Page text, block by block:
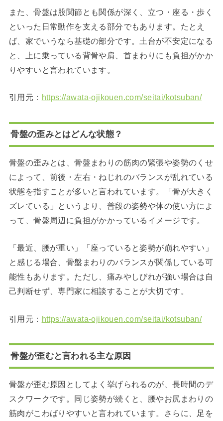
また、骨盤は股関節とも関係が深く、立つ・座る・歩く
といった日常動作を支える部分でもあります。たとえ
ば、家でいうなら基礎の部分です。土台が不安定になる
と、上に乗っている背骨や肩、首まわりにも負担がかか
りやすいと言われています。
引用元： https://awata-ojikouen.com/seitai/kotsuban/
骨盤の歪みとはどんな状態？
骨盤の歪みとは、骨盤まわりの筋肉の緊張や姿勢のくせ
によって、前後・左右・ねじれのバランスが乱れている
状態を指すことが多いと言われています。「骨が大きく
ズレている」というより、普段の姿勢や体の使い方によ
って、骨盤周辺に負担がかかっているイメージです。
「最近、腰が重い」「座っていると姿勢が崩れやすい」
と感じる場合、骨盤まわりのバランスが関係している可
能性もあります。ただし、痛みやしびれが強い場合は自
己判断せず、専門家に相談することが大切です。
引用元： https://awata-ojikouen.com/seitai/kotsuban/
骨盤が歪むと言われる主な原因
骨盤が歪む原因としてよく挙げられるのが、長時間のデ
スクワークです。同じ姿勢が続くと、腰やお尻まわりの
筋肉がこわばりやすいと言われています。さらに、足を